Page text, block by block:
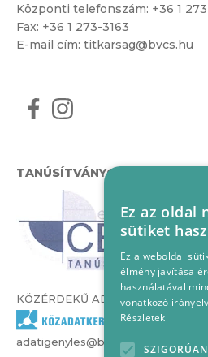
Központi telefonszám: +36 1
Fax: +36 1 273-3163
E-mail cím: titkarsag@bvcs.hu
TANÚSÍTVÁNYOK
KÖZÉRDEKŰ ADATOK
adatigenyles@bvcs.hu
Ez az oldal
sütiket
Ez a weboldal
élmény javítása
használatával
vonatkozó
Részletek